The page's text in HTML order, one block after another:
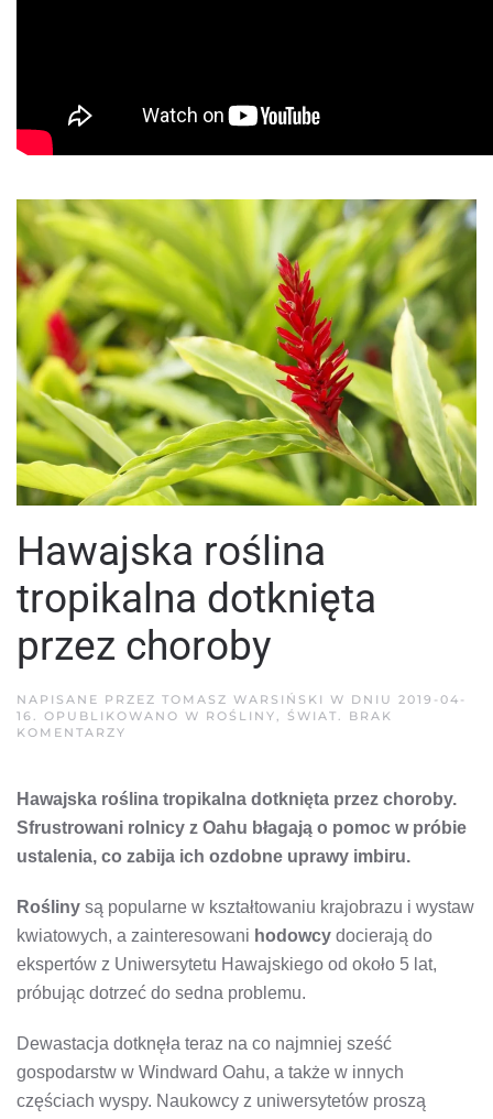
Hawajska roślina
tropikalna dotknięta
przez choroby
NAPISANE PRZEZ TOMASZ WARSIŃSKI W DNIU 2019-04-
16. OPUBLIKOWANO W ROŚLINY, ŚWIAT. BRAK
KOMENTARZY
DOTKNIĘTA
CHOROBY
Hawajska roślina tropikalna dotknięta przez choroby.
Sfrustrowani rolnicy z Oahu błagają o pomoc w próbie
ustalenia, co zabija ich ozdobne uprawy imbiru.
Rośliny są popularne w kształtowaniu krajobrazu i wystaw
kwiatowych, a zainteresowani hodowcy docierają do
ekspertów z Uniwersytetu Hawajskiego od około 5 lat,
próbując dotrzeć do sedna problemu.
Dewastacja dotknęła teraz na co najmniej sześć
gospodarstw w Windward Oahu, a także w innych
częściach wyspy. Naukowcy z uniwersytetów proszą